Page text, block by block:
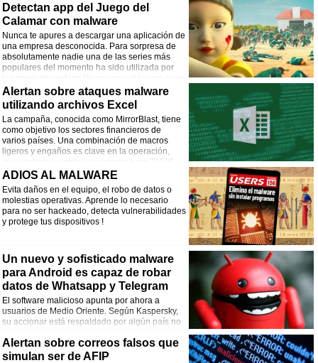
espionaje.
Detectan app del Juego del
Calamar con malware
Nunca te apures a descargar una aplicación de
una empresa desconocida. Para sorpresa de
absolutamente nadie una de las series más
populares del momento ha sido utilizada por
los criminales informáticos como máscara para
sus actividades.
Alertan sobre ataques malware
utilizando archivos Excel
La campaña, conocida como MirrorBlast, tiene
como objetivo los sectores financieros de
varios países. Una combinación de macros
ligeros y engaños es clave en la operación,
cuya autoría se atribuye al grupo ruso TA505.
ADIOS AL MALWARE
Evita daños en el equipo, el robo de datos o
molestias operativas. Aprende lo necesario
para no ser hackeado, detecta vulnerabilidades
y protege tus dispositivos !
Un nuevo y sofisticado malware
para Android es capaz de robar
datos de Whatsapp y Telegram
El software malicioso apunta por ahora a
usuarios de Medio Oriente. Según Kaspersky,
su accionar está respaldado por algún país no
Alertan sobre correos falsos que
simulan ser de AFIP